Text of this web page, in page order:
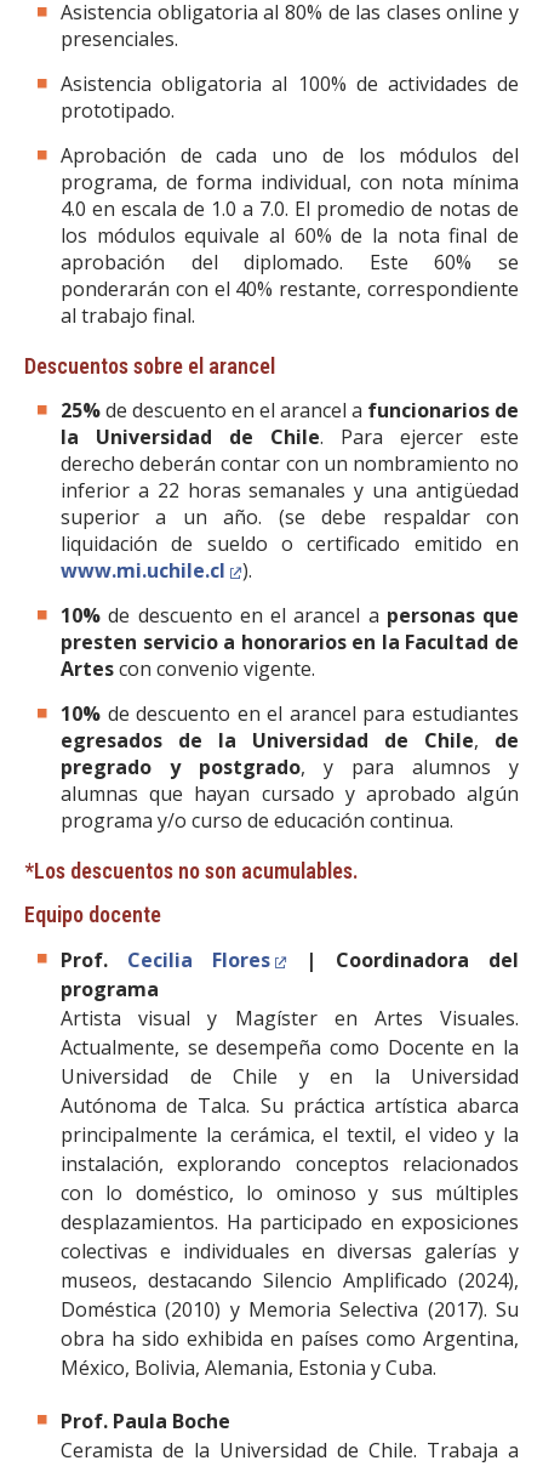
Asistencia obligatoria al 80% de las clases online y
presenciales.
Asistencia obligatoria al 100% de actividades de
prototipado.
Aprobación de cada uno de los módulos del
programa, de forma individual, con nota mínima
4.0 en escala de 1.0 a 7.0. El promedio de notas de
los módulos equivale al 60% de la nota final de
aprobación del diplomado. Este 60% se
ponderarán con el 40% restante, correspondiente
al trabajo final.
Descuentos sobre el arancel
25%de descuento en el arancel a funcionarios de
la Universidad de Chile. Para ejercer este
derecho deberán contar con un nombramiento no
inferior a 22 horas semanales y una antigüedad
superior a un año. (se debe respaldar con
liquidación de sueldo o certificado emitido en
www.mi.uchile.cl
).
10% de descuento en el arancel a personas que
presten servicio a honorarios en la Facultad de
Artescon convenio vigente.
10% de descuento en el arancel para estudiantes
egresados de la Universidad de Chile, de
pregrado y postgrado, y para alumnos y
alumnas que hayan cursado y aprobado algún
programa y/o curso de educación continua.
*Los descuentos no son acumulables.
Equipo docente
Prof. Cecilia Flores
| Coordinadora del
programa
Artista visual y Magíster en Artes Visuales.
Actualmente, se desempeña como Docente en la
Universidad de Chile y en la Universidad
Autónoma de Talca. Su práctica artística abarca
principalmente la cerámica, el textil, el video y la
instalación, explorando conceptos relacionados
con lo doméstico, lo ominoso y sus múltiples
desplazamientos. Ha participado en exposiciones
colectivas e individuales en diversas galerías y
museos, destacando Silencio Amplificado (2024),
Doméstica (2010) y Memoria Selectiva (2017). Su
obra ha sido exhibida en países como Argentina,
México, Bolivia, Alemania, Estonia y Cuba.
Prof. Paula Boche
Ceramista de la Universidad de Chile. Trabaja a